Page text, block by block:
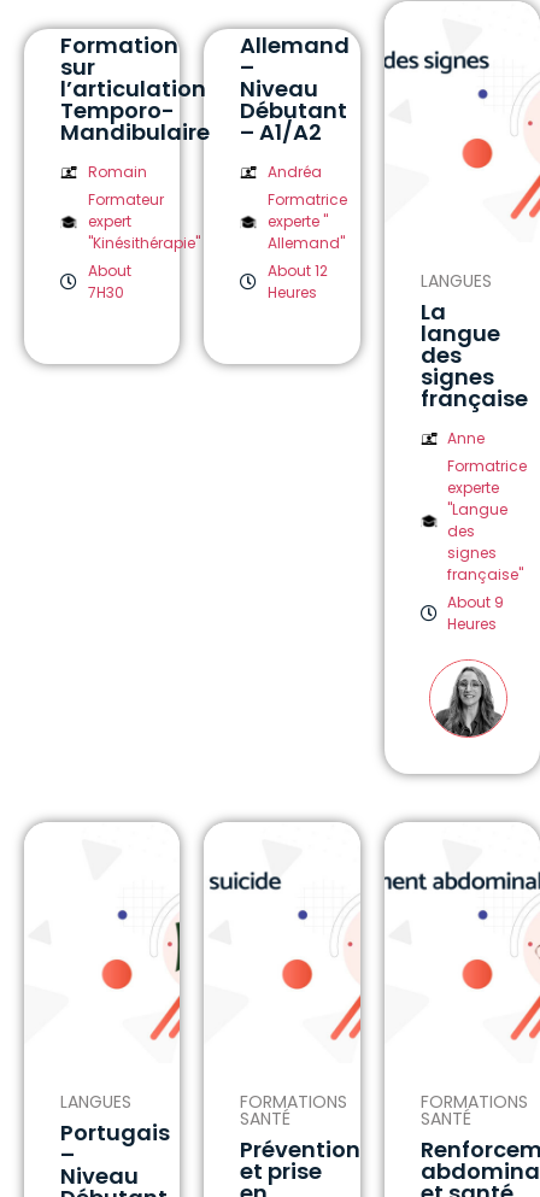
Formation
sur
l’articulation
Temporo-
Mandibulaire
Romain
Formateur
expert
"Kinésithérapie"
About
7H30
Allemand
–
Niveau
Débutant
– A1/A2
Andréa
Formatrice
experte "
Allemand"
About 12
Heures
LANGUES
La
langue
des
signes
française
Anne
Formatrice
experte
"Langue
des
signes
française"
About 9
Heures
LANGUES
Portugais
–
Niveau
FORMATIONS
SANTÉ
Prévention
et prise
FORMATIONS
SANTÉ